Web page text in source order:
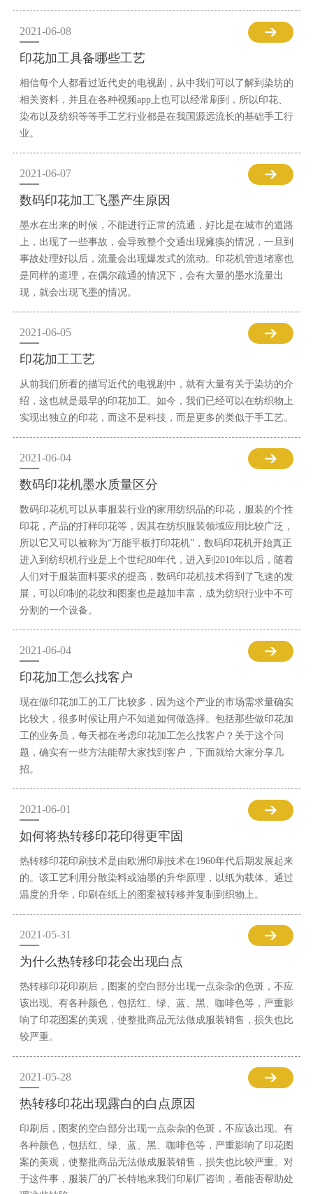
2021-06-08
印花加工具备哪些工艺
相信每个人都看过近代史的电视剧，从中我们可以了解到染坊的
相关资料，并且在各种视频app上也可以经常刷到，所以印花、
染布以及纺织等等手工艺行业都是在我国源远流长的基础手工行
业。
2021-06-07
数码印花加工飞墨产生原因
墨水在出来的时候，不能进行正常的流通，好比是在城市的道路
上，出现了一些事故，会导致整个交通出现瘫痪的情况，一旦到
事故处理好以后，流量会出现爆发式的流动。印花机管道堵塞也
是同样的道理，在偶尔疏通的情况下，会有大量的墨水流量出
现，就会出现飞墨的情况。
2021-06-05
印花加工工艺
从前我们所看的描写近代的电视剧中，就有大量有关于染坊的介
绍，这也就是最早的印花加工。如今，我们已经可以在纺织物上
实现出独立的印花，而这不是科技，而是更多的类似于手工艺。
2021-06-04
数码印花机墨水质量区分
数码印花机可以从事服装行业的家用纺织品的印花，服装的个性
印花，产品的打样印花等，因其在纺织服装领域应用比较广泛，
所以它又可以被称为“万能平板打印花机”，数码印花机开始真正
进入到纺织机行业是上个世纪80年代，进入到2010年以后，随着
人们对于服装面料要求的提高，数码印花机技术得到了飞速的发
展，可以印制的花纹和图案也是越加丰富，成为纺织行业中不可
分割的一个设备。
2021-06-04
印花加工怎么找客户
现在做印花加工的工厂比较多，因为这个产业的市场需求量确实
比较大，很多时候让用户不知道如何做选择。包括那些做印花加
工的业务员，每天都在考虑印花加工怎么找客户？关于这个问
题，确实有一些方法能帮大家找到客户，下面就给大家分享几
招。
2021-06-01
如何将热转移印花印得更牢固
热转移印花印刷技术是由欧洲印刷技术在1960年代后期发展起来
的。该工艺利用分散染料或油墨的升华原理，以纸为载体。通过
温度的升华，印刷在纸上的图案被转移并复制到织物上。
2021-05-31
为什么热转移印花会出现白点
热转移印花印刷后，图案的空白部分出现一点杂杂的色斑，不应
该出现。有各种颜色，包括红、绿、蓝、黑、咖啡色等，严重影
响了印花图案的美观，使整批商品无法做成服装销售，损失也比
较严重。
2021-05-28
热转移印花出现露白的白点原因
印刷后，图案的空白部分出现一点杂杂的色斑，不应该出现。有
各种颜色，包括红、绿、蓝、黑、咖啡色等，严重影响了印花图
案的美观，使整批商品无法做成服装销售，损失也比较严重。对
于这件事，服装厂的厂长特地来我们印刷厂咨询，看能否帮助处